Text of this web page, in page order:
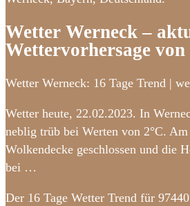
Wetter Werneck –
Wettervorhersage
Wetter Werneck: 16 Tage Trend |
Wetter heute, 22.02.2023. In
neblig trüb bei Werten von 2°C.
Wolkendecke geschlossen und die
bei …
Der 16 Tage Wetter Trend für